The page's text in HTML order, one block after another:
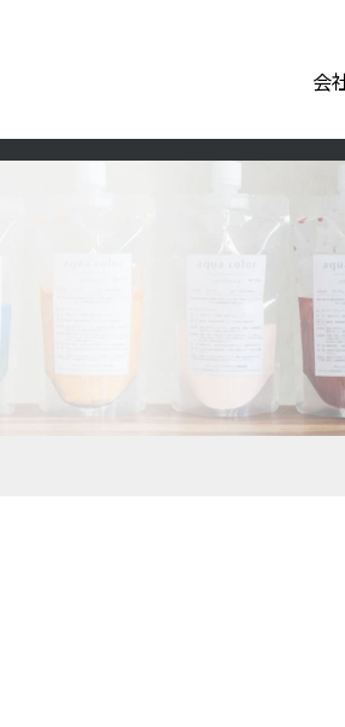
会
ビ
AFJに
ガレージ＆ウォール